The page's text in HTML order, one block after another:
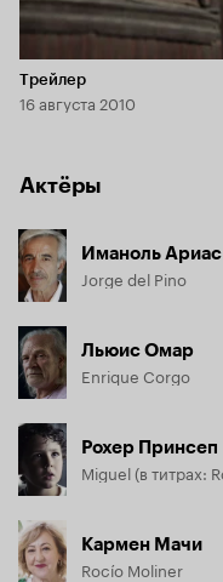
Длительность 2 мин
Трейлер
16 августа 2010
Актёры
Иманоль Ариас
Jorge del Pino
Льюис Омар
Enrique Corgo
Рохер Принсеп
Кармен Мачи
Rocío Moliner